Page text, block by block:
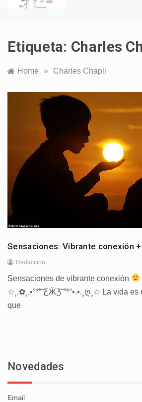
Etiqueta: Charles
Home » Charles Chapli
Sensaciones: Vibrante conexión
Redaccion
Sensaciones de vibrante conexión
☆¸.✿¸.•°*”˜ƸӜƷ˜”*°•.•.¸ღ¸☆ La vida
que
Novedades
Email